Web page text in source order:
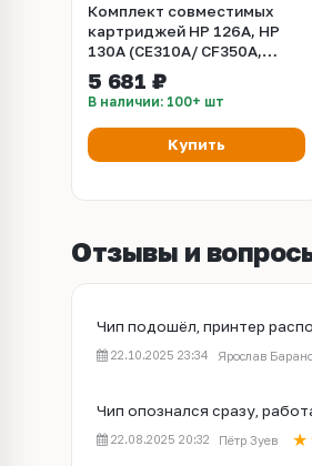
Комплект совместимых
картриджей HP 126A, HP
130A (CE310A/ CF350A,
CE311A/ CF351A, CE312A/
CF352A, CE313A/ CF353A)
Canon 729, универсальный
HP/Canon
5 681 ₽
В наличии: 100+ шт
Купить
Отзывы и
Чип подошёл, принтер
22.10.2025 23:34 Ярослав
Чип опознался сразу,
22.08.2025 20:32 Пётр Зуев